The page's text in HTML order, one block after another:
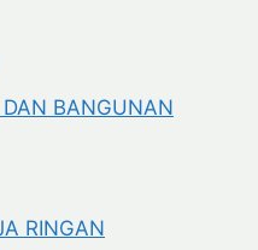
BANGUNAN
RINGAN